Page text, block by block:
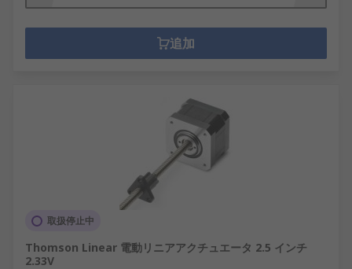
追加
取扱停止中
Thomson Linear 電動リニアアクチュエータ 2.5 インチ
2.33V